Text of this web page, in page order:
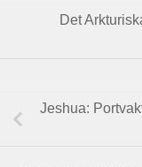
Det
Jeshua: